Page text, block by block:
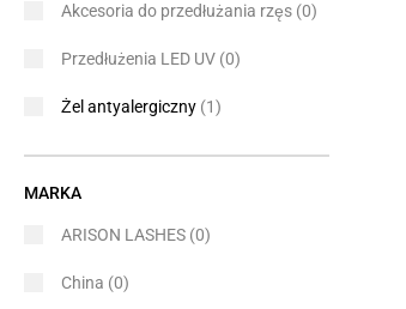
Akcesoria do przedłużania rzęs (0)
Przedłużenia LED UV (0)
Żel antyalergiczny (1)
MARKA
ARISON LASHES (0)
China (0)